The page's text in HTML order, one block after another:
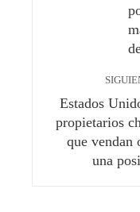
Estados
propietarios
que vendan
una